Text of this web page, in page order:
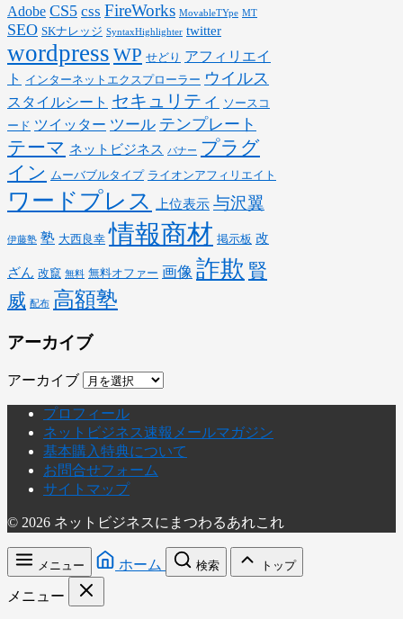
Adobe CS5 css FireWorks MovableTYpe MT
SEO SKナレッジ SyntaxHighlighter twitter
wordpress WP せどり アフィリエイ
ト
インターネットエクスプローラー ウイルス
スタイルシート セキュリティ
ソースコ
ード ツイッター ツール テンプレート
テーマ ネットビジネス バナー プラグ
イン ムーバブルタイプ ライオンアフィリエイト
ワードプレス 上位表示 与沢翼
伊藤塾 塾 大西良幸 情報商材 掲示板 改
ざん 改竄 無料 無料オファー 画像 詐欺 賢
威 配布 高額塾
アーカイブ
アーカイブ
プロフィール
ネットビジネス速報メールマガジン
基本購入特典について
お問合せフォーム
サイトマップ
© 2026 ネットビジネスにまつわるあれこれ
メニュー ホーム 検索 トップ
メニュー